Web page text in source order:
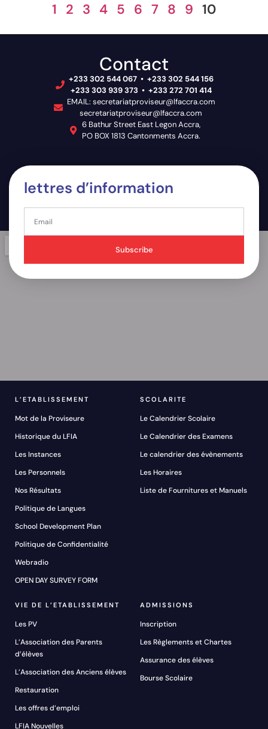
1 2 3 4 5 6 7 8 9 10
Contact
+233 302 544 067 • +233 302 544 156
+233 303 939 373 • +233 272 701 414
EMAIL: secretariatproviseur@lfaccra.com
secretariatproviseur@lfaccra.com
6 Bathur Street East Legon Accra,
PO BOX 1813 Cantonments Accra.
lettres d’information
Subscribe
L’ETABLISSEMENT
Mot de la Proviseure
Historique du LFIA
Les Instances
Les Personnels
Nos Résultats
Politique de Langues
School Development Plan
Politique de Confidentialité
Webradio
OPEN DAY SURVEY FORM
SCOLARITE
Le Calendrier Scolaire
Le Calendrier des Examens
Le calendrier des évènements
Les Horaires
Liste de Fournitures et Manuels
ADMISSIONS
Inscription
Les Règlements et Chartes
Assurance des élèves
Bourse Scolaire
VIE DE L’ETABLISSEMENT
Les PV
L’Association des Parents
d’élèves
L’Association des Anciens élèves
Restauration
Les offres d’emploi
LFIA Nouvelles